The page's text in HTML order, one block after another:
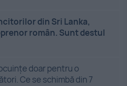
din Sri Lanka,
român. Sunt destul
doar pentru o
Ce se schimbă din 7